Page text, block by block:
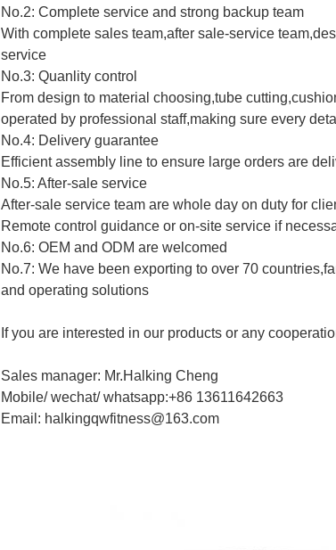
No.2: Complete service and strong backup team
With complete sales team,after sale-service
service
No.3: Quanlity control
From design to material choosing,tube
operated by professional staff,making sure every
No.4: Delivery guarantee
Efficient assembly line to ensure large orders are
No.5: After-sale service
After-sale service team are whole day on duty for
Remote control guidance or on-site service if
No.6: OEM and ODM are welcomed
No.7: We have been exporting to over 70
and operating solutions
If you are interested in our products or any
Sales manager: Mr.Halking Cheng
Mobile/ wechat/ whatsapp:+86 13611642663
Email: halkingqwfitness@163.com